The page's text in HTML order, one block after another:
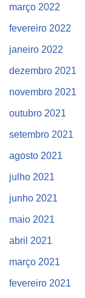
março 2022
fevereiro 2022
janeiro 2022
dezembro 2021
novembro 2021
outubro 2021
setembro 2021
agosto 2021
julho 2021
junho 2021
maio 2021
abril 2021
março 2021
fevereiro 2021